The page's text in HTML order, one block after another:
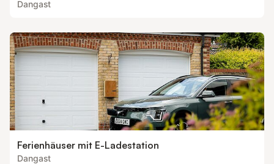
Dangast
Ferienhäuser mit E-Ladestation
Dangast